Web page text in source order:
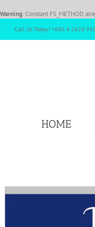
Warning: Constant FS_METHOD
Call Us Today! +886 4 2626
HOME